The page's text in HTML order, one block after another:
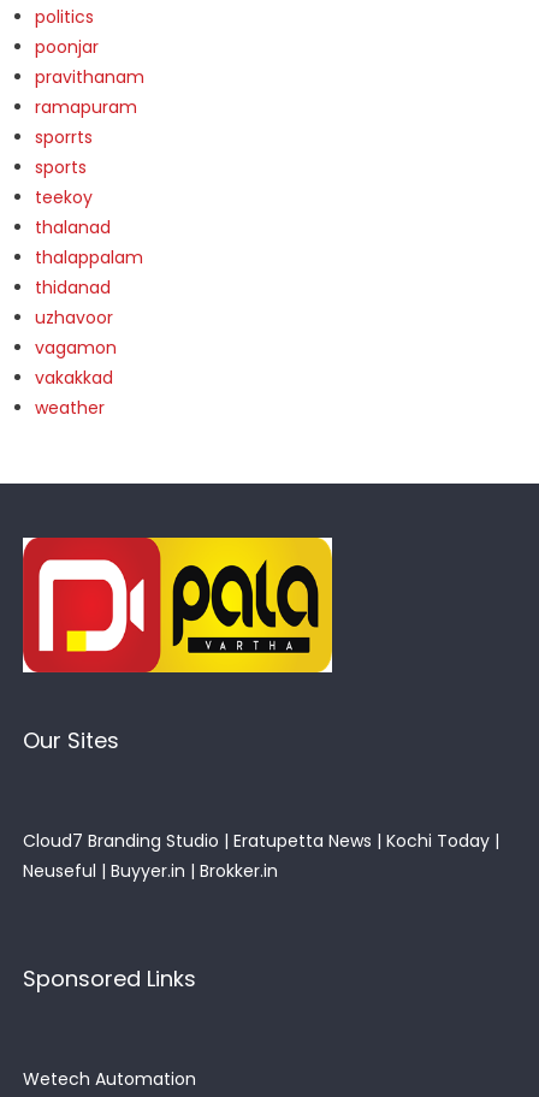
politics
poonjar
pravithanam
ramapuram
sporrts
sports
teekoy
thalanad
thalappalam
thidanad
uzhavoor
vagamon
vakakkad
weather
Our Sites
Cloud7 Branding Studio | Eratupetta News | Kochi Today |
Neuseful | Buyyer.in | Brokker.in
Sponsored Links
Wetech Automation